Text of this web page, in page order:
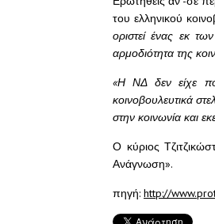
του ελληνικού
οριστεί ένας εκ
αρμοδιότητα της
«Η ΝΔ δεν είχε
κοινοβουλευτικά
στην κοινωνία και
Ο κύριος
Ανάγνωση».
πηγή: http://